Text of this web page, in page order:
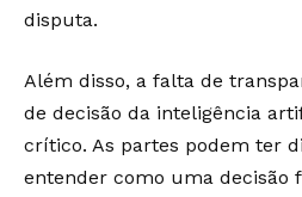
disputa.
Além disso, a falta de
de decisão da inteligência
crítico. As partes podem ter
entender como uma decisão